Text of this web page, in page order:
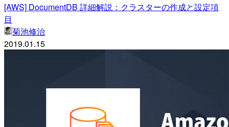
[AWS] DocumentDB 詳細解説：クラスターの作成と設定項
目
菊池修治
2019.01.15